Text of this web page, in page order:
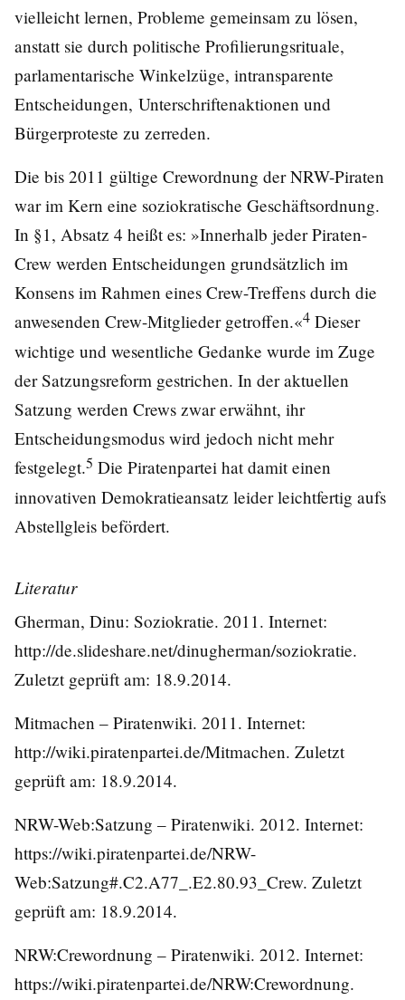
vielleicht lernen, Probleme gemeinsam zu lösen,
anstatt sie durch politische Profilierungsrituale,
parlamentarische Winkelzüge, intransparente
Entscheidungen, Unterschriftenaktionen und
Bürgerproteste zu zerreden.
Die bis 2011 gültige Crewordnung der NRW-Piraten
war im Kern eine soziokratische Geschäftsordnung.
In §1, Absatz 4 heißt es: »Innerhalb jeder Piraten-
Crew werden Entscheidungen grundsätzlich im
Konsens im Rahmen eines Crew-Treffens durch die
anwesenden Crew-Mitglieder getroffen.«4 Dieser
wichtige und wesentliche Gedanke wurde im Zuge
der Satzungsreform gestrichen. In der aktuellen
Satzung werden Crews zwar erwähnt, ihr
Entscheidungsmodus wird jedoch nicht mehr
festgelegt.5 Die Piratenpartei hat damit einen
innovativen Demokratieansatz leider leichtfertig aufs
Abstellgleis befördert.
Literatur
Gherman, Dinu: Soziokratie. 2011. Internet:
http://de.slideshare.net/dinugherman/soziokratie.
Zuletzt geprüft am: 18.9.2014.
Mitmachen – Piratenwiki. 2011. Internet:
http://wiki.piratenpartei.de/Mitmachen. Zuletzt
geprüft am: 18.9.2014.
NRW-Web:Satzung – Piratenwiki. 2012. Internet:
https://wiki.piratenpartei.de/NRW-
Web:Satzung#.C2.A77_.E2.80.93_Crew. Zuletzt
geprüft am: 18.9.2014.
NRW:Crewordnung – Piratenwiki. 2012. Internet:
https://wiki.piratenpartei.de/NRW:Crewordnung.